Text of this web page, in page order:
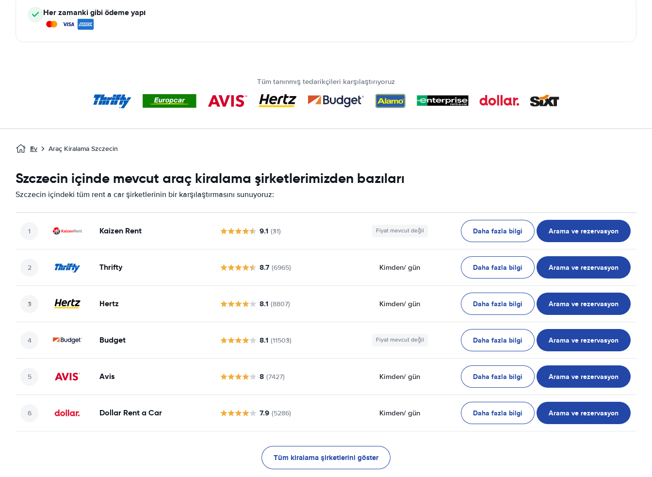
Her zamanki gibi ödeme yapı
Tüm tanınmış tedarikçileri karşılaştırıyoruz
Ev Araç Kiralama Szczecin
Szczecin içinde mevcut araç kiralama şirketlerimizden bazıları
Szczecin içindeki tüm rent a car şirketlerinin bir karşılaştırmasını sunuyoruz:
Kaizen Rent 9.1 (31) Fiyat mevcut değil Daha fazla bilgi Arama ve rezervasyon
Thrifty 8.7 (6965) Kimden/ gün Daha fazla bilgi Arama ve rezervasyon
Hertz 8.1 (8807) Kimden/ gün Daha fazla bilgi Arama ve rezervasyon
Budget 8.1 (11503) Fiyat mevcut değil Daha fazla bilgi Arama ve rezervasyon
Avis 8 (7427) Kimden/ gün Daha fazla bilgi Arama ve rezervasyon
Dollar Rent a Car 7.9 (5286) Kimden/ gün Daha fazla bilgi Arama ve rezervasyon
Tüm kiralama şirketlerini göster